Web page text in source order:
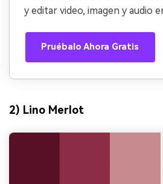
y editar video, imagen y audio
Pruébalo Ahora Gratis
2) Lino Merlot